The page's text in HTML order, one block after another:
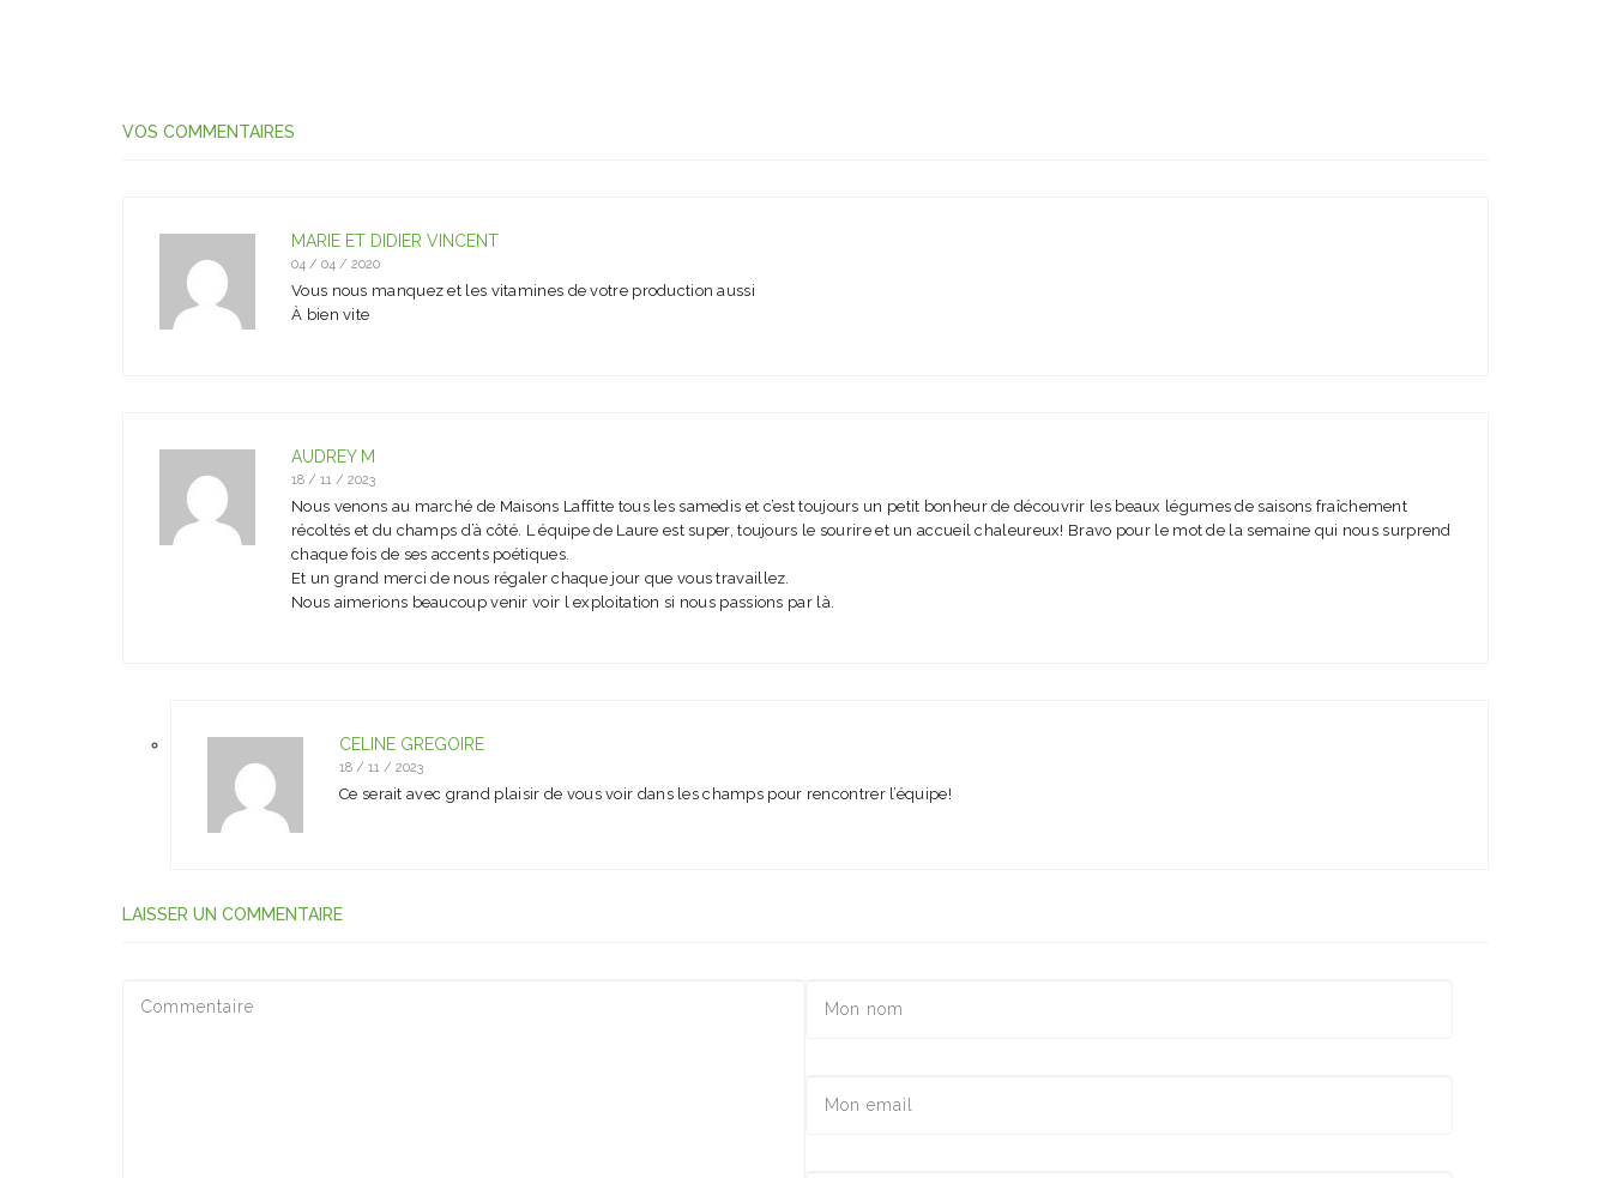
VOS COMMENTAIRES
MARIE ET DIDIER VINCENT
04 / 04 / 2020
Vous nous manquez et les vitamines de votre production aussi
À bien vite
AUDREY M
18 / 11 / 2023
Nous venons au marché de Maisons Laffitte tous les samedis et c’est toujours un petit bonheur de découvrir les beaux légumes de saisons fraîchement
récoltés et du champs d’à côté. L équipe de Laure est super, toujours le sourire et un accueil chaleureux! Bravo pour le mot de la semaine qui nous surprend
chaque fois de ses accents poétiques.
Et un grand merci de nous régaler chaque jour que vous travaillez.
Nous aimerions beaucoup venir voir l exploitation si nous passions par là.
CÉLINE GREGOIRE
18 / 11 / 2023
Ce serait avec grand plaisir de vous voir dans les champs pour rencontrer l’équipe!
LAISSER UN COMMENTAIRE